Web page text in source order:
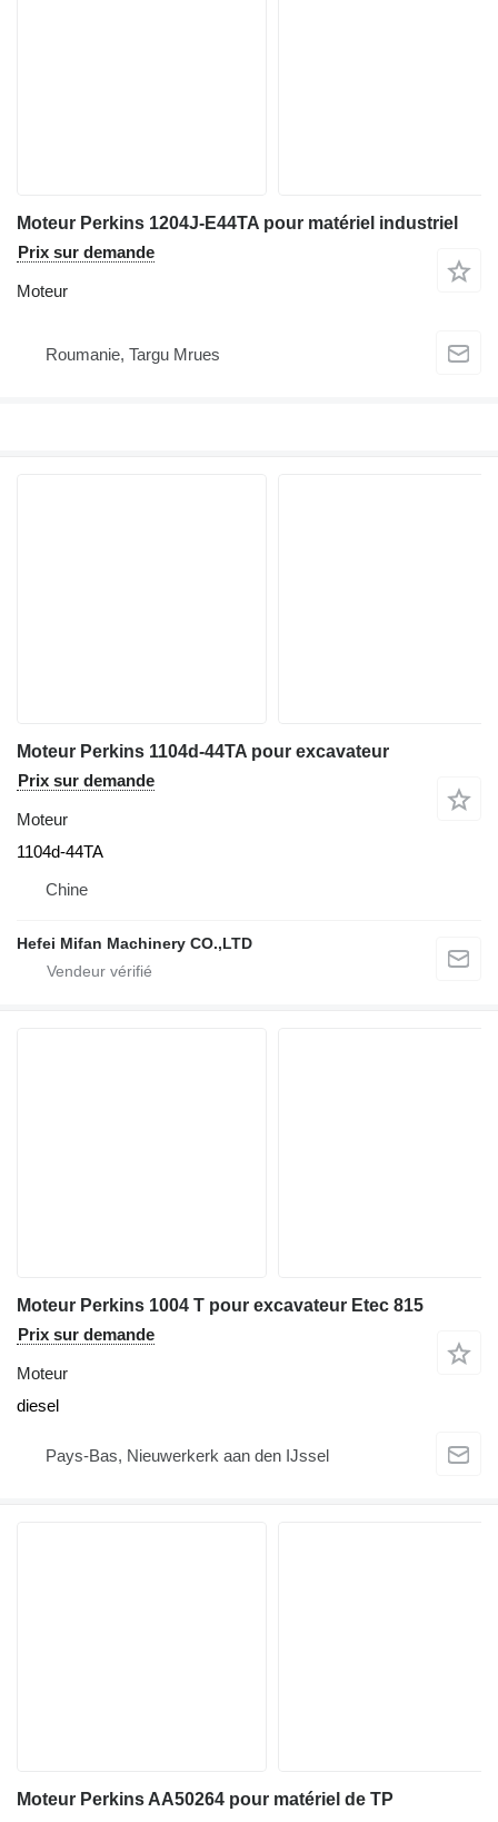
Moteur Perkins 1204J-E44TA pour matériel industriel
Prix sur demande
Moteur
Roumanie, Targu Mrues
Moteur Perkins 1104d-44TA pour excavateur
Prix sur demande
Moteur
1104d-44TA
Chine
Hefei Mifan Machinery CO.,LTD
Moteur Perkins 1004 T pour excavateur Etec 815
Prix sur demande
Moteur
diesel
Pays-Bas, Nieuwerkerk aan den IJssel
Moteur Perkins AA50264 pour matériel de TP